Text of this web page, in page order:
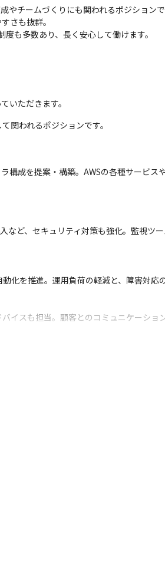
チームづくりにも関われるポジションで
さも抜群。
も多数あり、長く安心して働けます。
いただきます。
関われるポジションです。
成を提案・構築。AWSの各種サービス
ど、セキュリティ対策も強化。監視ツ
を推進。運用負荷の軽減と、障害対応
イスも担当。顧客とのコミュニケーショ
環境の整備、業務フローの構築などに
、ナレッジ共有などにも関わっていただ